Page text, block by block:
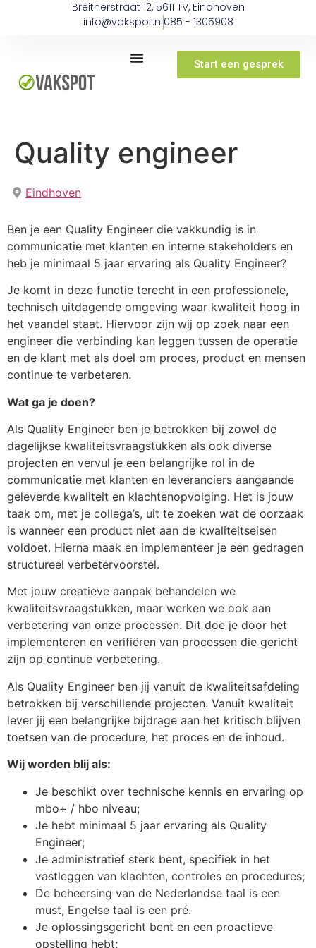
Breitnerstraat 12, 5611 TV, Eindhoven
info@vakspot.nl085 - 1305908
Start een gesprek
Quality engineer
Eindhoven
Ben je een Quality Engineer die vakkundig is in
communicatie met klanten en interne stakeholders en
heb je minimaal 5 jaar ervaring als Quality Engineer?
Je komt in deze functie terecht in een professionele,
technisch uitdagende omgeving waar kwaliteit hoog in
het vaandel staat. Hiervoor zijn wij op zoek naar een
engineer die verbinding kan leggen tussen de operatie
en de klant met als doel om proces, product en mensen
continue te verbeteren.
Wat ga je doen?
Als Quality Engineer ben je betrokken bij zowel de
dagelijkse kwaliteitsvraagstukken als ook diverse
projecten en vervul je een belangrijke rol in de
communicatie met klanten en leveranciers aangaande
geleverde kwaliteit en klachtenopvolging. Het is jouw
taak om, met je collega’s, uit te zoeken wat de oorzaak
is wanneer een product niet aan de kwaliteitseisen
voldoet. Hierna maak en implementeer je een gedragen
structureel verbetervoorstel.
Met jouw creatieve aanpak behandelen we
kwaliteitsvraagstukken, maar werken we ook aan
verbetering van onze processen. Dit doe je door het
implementeren en verifiëren van processen die gericht
zijn op continue verbetering.
Als Quality Engineer ben jij vanuit de kwaliteitsafdeling
betrokken bij verschillende projecten. Vanuit kwaliteit
lever jij een belangrijke bijdrage aan het kritisch blijven
toetsen van de procedure, het proces en de inhoud.
Wij worden blij als:
Je beschikt over technische kennis en ervaring op
mbo+ / hbo niveau;
Je hebt minimaal 5 jaar ervaring als Quality
Engineer;
Je administratief sterk bent, specifiek in het
vastleggen van klachten, controles en procedures;
De beheersing van de Nederlandse taal is een
must, Engelse taal is een pré.
Je oplossingsgericht bent en een proactieve
opstelling hebt;